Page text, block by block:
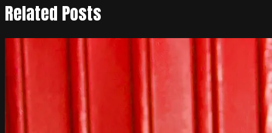
Related Posts